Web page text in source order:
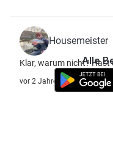
Housemeister
Klar, warum nicht? Hast
vor 2 Jahre
Alle